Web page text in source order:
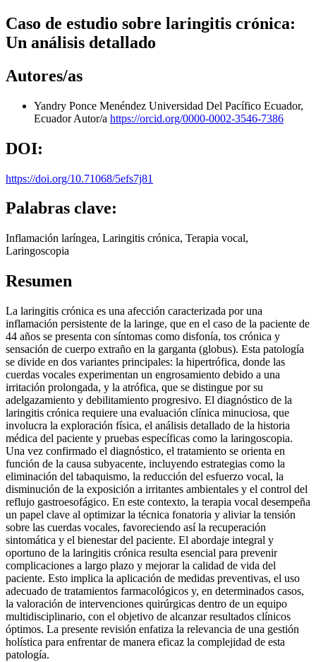
Caso de estudio sobre laringitis crónica:
Un análisis detallado
Autores/as
Yandry Ponce Menéndez Universidad Del Pacífico Ecuador,
EcuadorAutor/a https://orcid.org/0000-0002-3546-7386
DOI:
https://doi.org/10.71068/5efs7j81
Palabras clave:
Inflamación laríngea, Laringitis crónica, Terapia vocal,
Laringoscopia
Resumen
La laringitis crónica es una afección caracterizada por una
inflamación persistente de la laringe, que en el caso de la paciente de
44 años se presenta con síntomas como disfonía, tos crónica y
sensación de cuerpo extraño en la garganta (globus). Esta patología
se divide en dos variantes principales: la hipertrófica, donde las
cuerdas vocales experimentan un engrosamiento debido a una
irritación prolongada, y la atrófica, que se distingue por su
adelgazamiento y debilitamiento progresivo. El diagnóstico de la
laringitis crónica requiere una evaluación clínica minuciosa, que
involucra la exploración física, el análisis detallado de la historia
médica del paciente y pruebas específicas como la laringoscopia.
Una vez confirmado el diagnóstico, el tratamiento se orienta en
función de la causa subyacente, incluyendo estrategias como la
eliminación del tabaquismo, la reducción del esfuerzo vocal, la
disminución de la exposición a irritantes ambientales y el control del
reflujo gastroesofágico. En este contexto, la terapia vocal desempeña
un papel clave al optimizar la técnica fonatoria y aliviar la tensión
sobre las cuerdas vocales, favoreciendo así la recuperación
sintomática y el bienestar del paciente. El abordaje integral y
oportuno de la laringitis crónica resulta esencial para prevenir
complicaciones a largo plazo y mejorar la calidad de vida del
paciente. Esto implica la aplicación de medidas preventivas, el uso
adecuado de tratamientos farmacológicos y, en determinados casos,
la valoración de intervenciones quirúrgicas dentro de un equipo
multidisciplinario, con el objetivo de alcanzar resultados clínicos
óptimos. La presente revisión enfatiza la relevancia de una gestión
holística para enfrentar de manera eficaz la complejidad de esta
patología.